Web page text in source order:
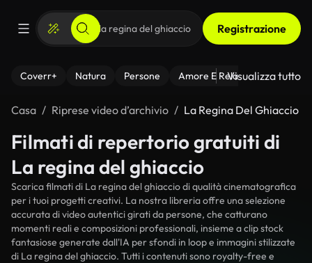
Registrazione
Coverr+ Natura Persone Amore E Relazioni Il
Visualizza tutto
Casa Riprese video d’archivio La Regina Del Ghiaccio
Filmati di repertorio gratuiti di
La regina del ghiaccio
Scarica filmati di La regina del ghiaccio di qualità cinematografica
per i tuoi progetti creativi. La nostra libreria offre una selezione
accurata di video autentici girati da persone, che catturano
momenti reali e composizioni professionali, insieme a clip stock
fantasiose generate dall'IA per sfondi in loop e immagini stilizzate
di La regina del ghiaccio. Tutti i contenuti sono royalty-free e